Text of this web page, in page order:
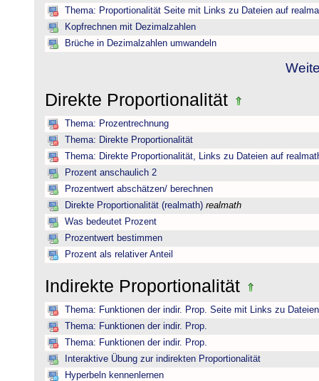
Thema: Proportionalität Seite mit Links zu Dateien auf
Kopfrechnen mit Dezimalzahlen
Brüche in Dezimalzahlen umwandeln
Direkte Proportionalität
Thema: Prozentrechnung
Thema: Direkte Proportionalität
Thema: Direkte Proportionalität, Links zu Dateien auf
Prozent anschaulich 2
Prozentwert abschätzen/ berechnen
Direkte Proportionalität (realmath) realmath
Was bedeutet Prozent
Prozentwert bestimmen
Prozent als relativer Anteil
Indirekte Proportionalität
Thema: Funktionen der indir. Prop. Seite mit Links zu
Thema: Funktionen der indir. Prop.
Thema: Funktionen der indir. Prop.
Interaktive Übung zur indirekten Proportionalität
Hyperbeln kennenlernen